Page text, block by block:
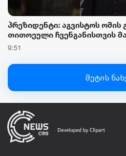
პრეზიდენტი: აგვისტოს ომის
თითოეული ჩვენგანისთვის
როგორი უნდა იყოს
მარადიულ ხსოვნას
9:51
მეტის